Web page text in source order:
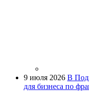
9 июля 2026 В
для бизнеса по